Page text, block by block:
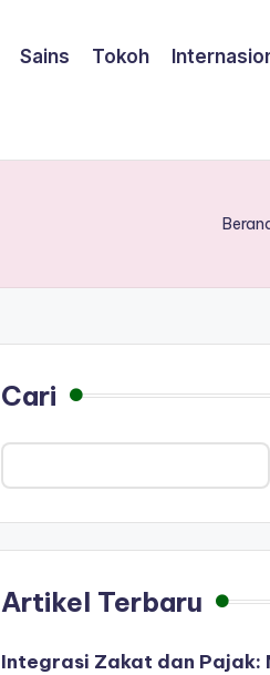
Sains Tokoh
Cari
Artikel Terbaru
Integrasi Zakat dan Pajak: